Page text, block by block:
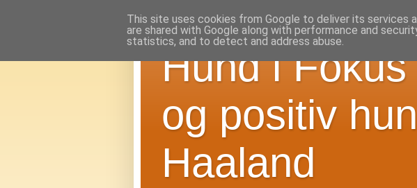
Hund i
og positiv
Haaland
This site uses cookies from Google to deliver its services
are shared with Google along with performance and
statistics, and to detect and address abuse.